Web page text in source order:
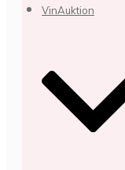
VinAuktion